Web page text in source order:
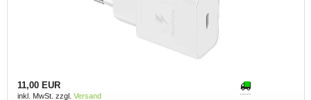
11,00 EUR
inkl. MwSt. zzgl. Versand